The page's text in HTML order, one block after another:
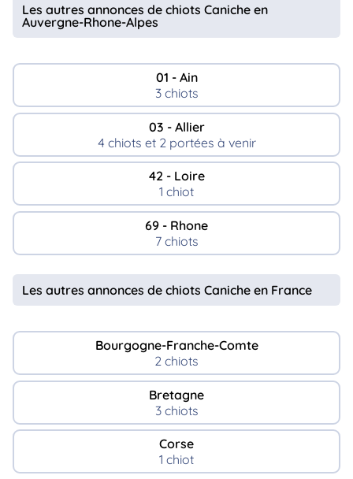
Les autres annonces de chiots Caniche en
Auvergne-Rhone-Alpes
01 - Ain
3 chiots
03 - Allier
4 chiots et 2 portées à venir
42 - Loire
1 chiot
69 - Rhone
7 chiots
Les autres annonces de chiots Caniche en France
Bourgogne-Franche-Comte
2 chiots
Bretagne
3 chiots
Corse
1 chiot